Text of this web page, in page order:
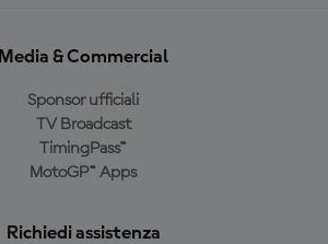
Media & Commercial
Sponsor ufficiali
TV Broadcast
TimingPass™
MotoGP™ Apps
Richiedi assistenza